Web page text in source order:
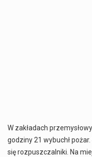
W zakładach
godziny 21 wybuchł
się rozpuszczalniki. Na